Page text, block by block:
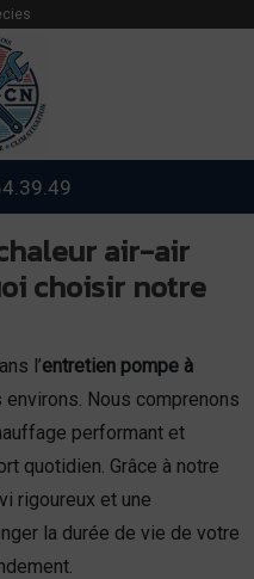
air-air
choisir notre
l’entretien pompe à
environs. Nous comprenons
performant et
quotidien. Grâce à notre
rigoureux et une
la durée de vie de votre